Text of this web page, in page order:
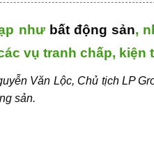
như bất động sản,
vụ tranh chấp, kiện
Văn Lộc, Chủ tịch LP
sản.